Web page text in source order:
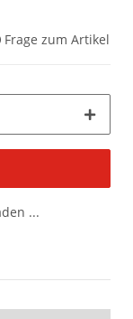
Frage zum Artikel
...